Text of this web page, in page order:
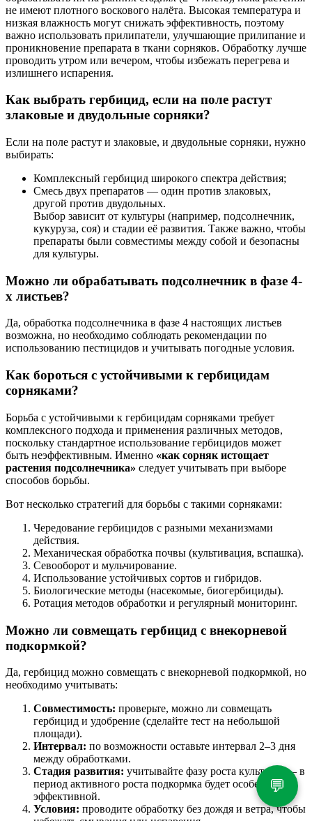
не имеют плотного воскового налёта. Высокая температура и
низкая влажность могут снижать эффективность, поэтому
важно использовать прилипатели, улучшающие прилипание и
проникновение препарата в ткани сорняков. Обработку лучше
проводить утром или вечером, чтобы избежать перегрева и
излишнего испарения.
Как выбрать гербицид, если на поле растут
злаковые и двудольные сорняки?
Если на поле растут и злаковые, и двудольные сорняки, нужно
выбирать:
Комплексный гербицид широкого спектра действия;
Смесь двух препаратов — один против злаковых,
другой против двудольных.
Выбор зависит от культуры (например, подсолнечник,
кукуруза, соя) и стадии её развития. Также важно, чтобы
препараты были совместимы между собой и безопасны
для культуры.
Можно ли обрабатывать подсолнечник в фазе 4-
х листьев?
Да, обработка подсолнечника в фазе 4 настоящих листьев
возможна, но необходимо соблюдать рекомендации по
использованию пестицидов и учитывать погодные условия.
Как бороться с устойчивыми к гербицидам
сорняками?
Борьба с устойчивыми к гербицидам сорняками требует
комплексного подхода и применения различных методов,
поскольку стандартное использование гербицидов может
быть неэффективным. Именно «как сорняк истощает
растения подсолнечника» следует учитывать при выборе
способов борьбы.
Вот несколько стратегий для борьбы с такими сорняками:
Чередование гербицидов с разными механизмами
действия.
Механическая обработка почвы (культивация, вспашка).
Севооборот и мульчирование.
Использование устойчивых сортов и гибридов.
Биологические методы (насекомые, биогербициды).
Ротация методов обработки и регулярный мониторинг.
Можно ли совмещать гербицид с внекорневой
подкормкой?
Да, гербицид можно совмещать с внекорневой подкормкой, но
необходимо учитывать:
Совместимость: проверьте, можно ли совмещать
гербицид и удобрение (сделайте тест на небольшой
площади).
Интервал: по возможности оставьте интервал 2–3 дня
между обработками.
Стадия развития: учитывайте фазу роста культуры — в
период активного роста подкормка будет особенно
эффективной.
Условия: проводите обработку без дождя и ветра, чтобы
💬